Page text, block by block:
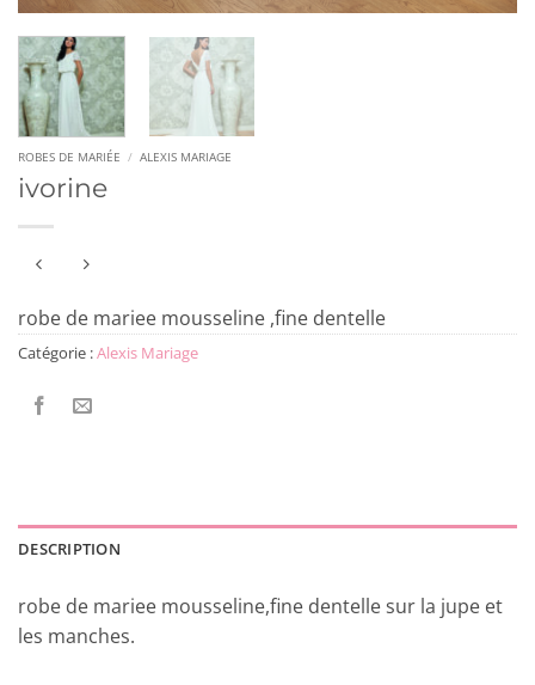
ROBES DE MARIÉE / ALEXIS MARIAGE
ivorine
robe de mariee mousseline ,fine dentelle
Catégorie :Alexis Mariage
DESCRIPTION
robe de mariee mousseline,fine dentelle sur la jupe et
les manches.